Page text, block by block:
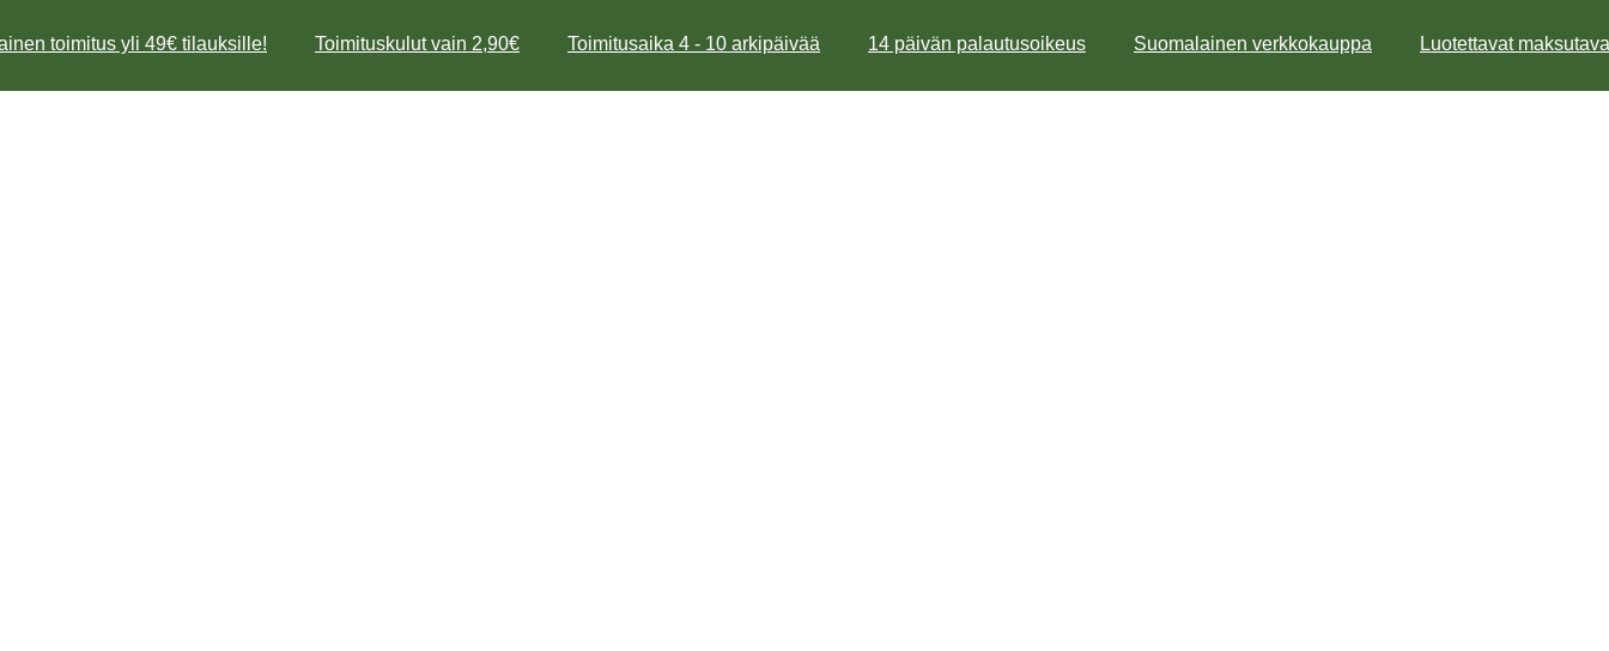
toimitus yli 49€ tilauksille! Toimituskulut vain 2,90€ Toimitusaika 4 - 10 arkipäivää 14 päivän palautusoikeus Suomalainen verkkokauppa Luotettavat maksutavat
Mene